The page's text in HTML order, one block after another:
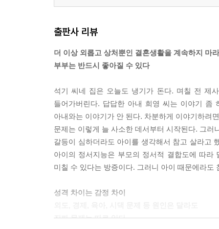
출판사 리뷰
더 이상 외롭고 상처뿐인 결혼생활을 계속하지 마라
부부는 반드시 좋아질 수 있다
석기 씨네 집은 오늘도 냉기가 돈다. 며칠 전 제
들어가버린다. 답답한 아내 희영 씨는 이야기 좀
아내와는 이야기가 안 된다. 차분하게 이야기하려
문제는 이렇게 늘 사소한 데서부터 시작된다. 그
갈등이 심하더라도 아이를 생각해서 참고 살라고
아이의 정서지능은 부모의 정서적 결합도에 따
미칠 수 있다는 방증이다. 그러니 아이 때문에라
성격 차이는 감정 차이
진짜 문제는 따로 있다